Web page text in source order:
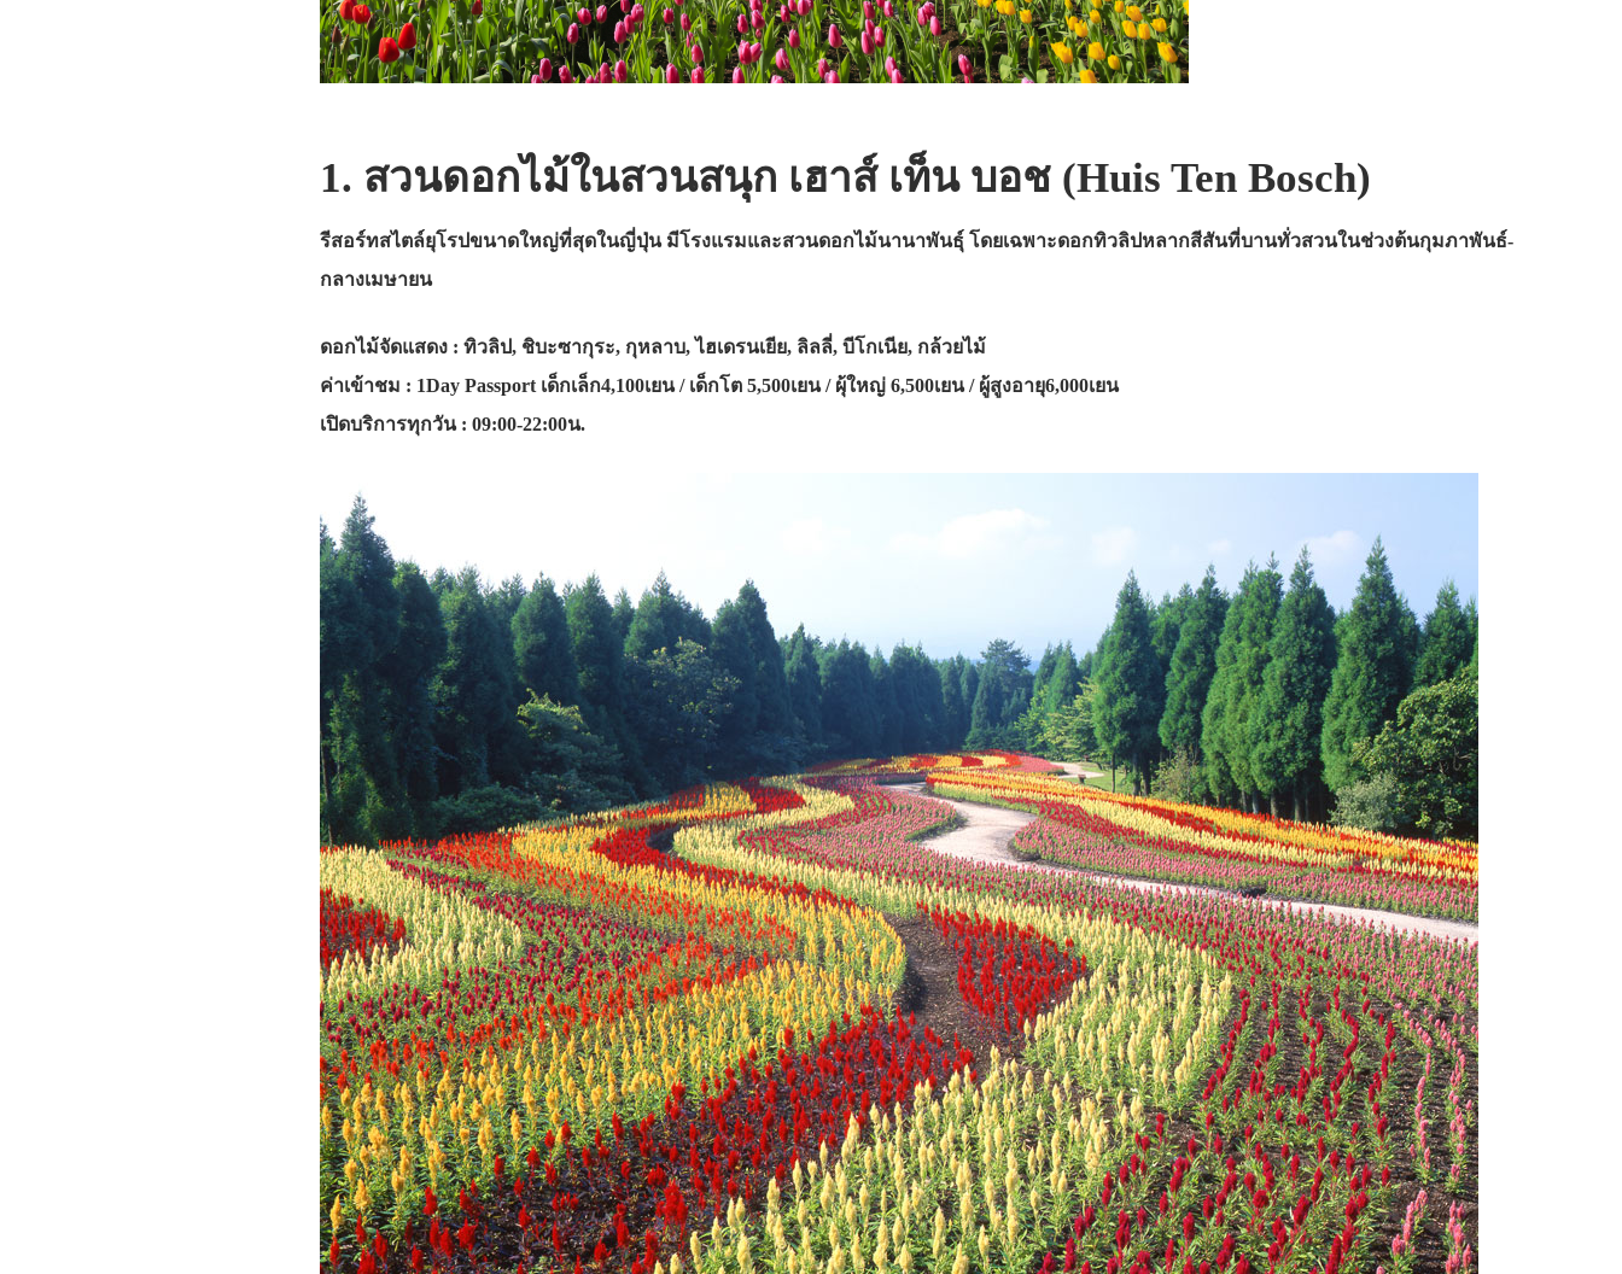
1. สวนดอกไม้ในสวนสนุก เฮาส์ เท็น บอช (Huis Ten Bosch)
รีสอร์ทสไตล์ยุโรปขนาดใหญ่ที่สุดในญี่ปุ่น มีโรงแรมและสวนดอกไม้นานาพันธุ์ โดยเฉพาะดอกทิวลิปหลากสีสันที่บานทั่วสวนในช่วงต้นกุมภาพันธ์-
กลางเมษายน
ดอกไม้จัดแสดง : ทิวลิป, ชิบะซากุระ, กุหลาบ, ไฮเดรนเยีย, ลิลลี่, บีโกเนีย, กล้วยไม้
ค่าเข้าชม : 1Day Passport เด็กเล็ก4,100เยน / เด็กโต 5,500เยน / ผุ้ใหญ่ 6,500เยน / ผู้สูงอายุ6,000เยน
เปิดบริการทุกวัน : 09:00-22:00น.